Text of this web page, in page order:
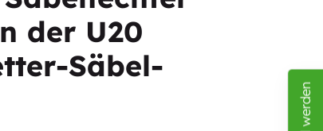
der U20
Säbel-